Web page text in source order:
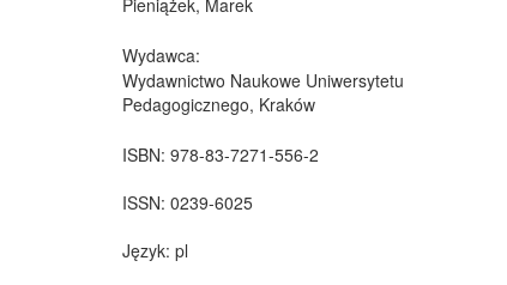
Pieniążek, Marek
Wydawca:
Wydawnictwo Naukowe Uniwersytetu
Pedagogicznego, Kraków
ISBN: 978-83-7271-556-2
ISSN: 0239-6025
Język: pl